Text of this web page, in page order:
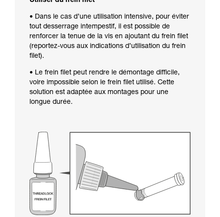
• Dans le cas d’une utilisation intensive, pour éviter
tout desserrage intempestif, il est possible de
renforcer la tenue de la vis en ajoutant du frein filet
(reportez-vous aux indications d’utilisation du frein
filet).
• Le frein filet peut rendre le démontage difficile,
voire impossible selon le frein filet utilisé. Cette
solution est adaptée aux montages pour une
longue durée.